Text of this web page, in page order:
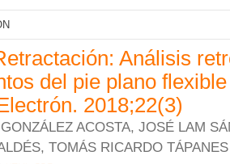
Análisis
del pie plano
2018;22(3)
ACOSTA, JOSÉ LAM
TOMÁS RICARDO